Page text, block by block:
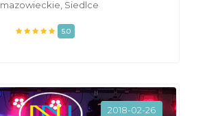
mazowieckie, Siedlce
5.0
2018-02-26